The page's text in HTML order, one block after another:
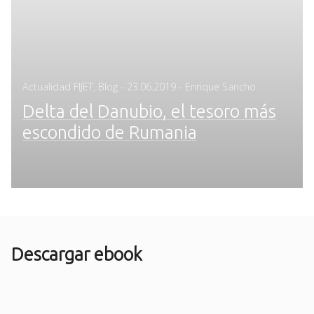
Actualidad FIJET Blog - Posted
23.06.2019 - Enrique Sancho
Delta del Danubio, el tesoro más
escondido de Rumania
Descargar ebook